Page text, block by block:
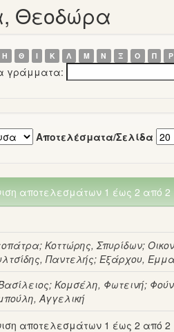
Θεοδώρα
Η Θ Ι Κ Λ Μ Ν Ξ Ο Π Ρ
γράμματα:
Αποτελέσματα/Σελίδα
αποτελεσμάτων 1 έως 2 από 2
; Κοττώρης, Σπυρίδων;
Παντελής; Εξάρχου,
; Κομσέλη, Φωτεινή;
Αγγελική
αποτελεσμάτων 1 έως 2 από 2